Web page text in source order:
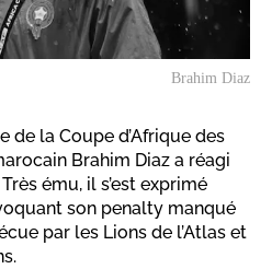
Brahim Diaz
de la Coupe d’Afrique des
Brahim Diaz a réagi
ému, il s’est exprimé
son penalty manqué
par les Lions de l’Atlas et